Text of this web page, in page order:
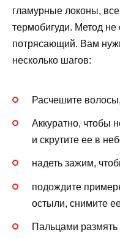
гламурные локоны,
термобигуди. Метод
потрясающий. Вам
несколько шагов:
Расчешите
Аккуратно, чтобы
и скрутите ее в
надеть зажим,
подождите
остыли, снимите
Пальцами